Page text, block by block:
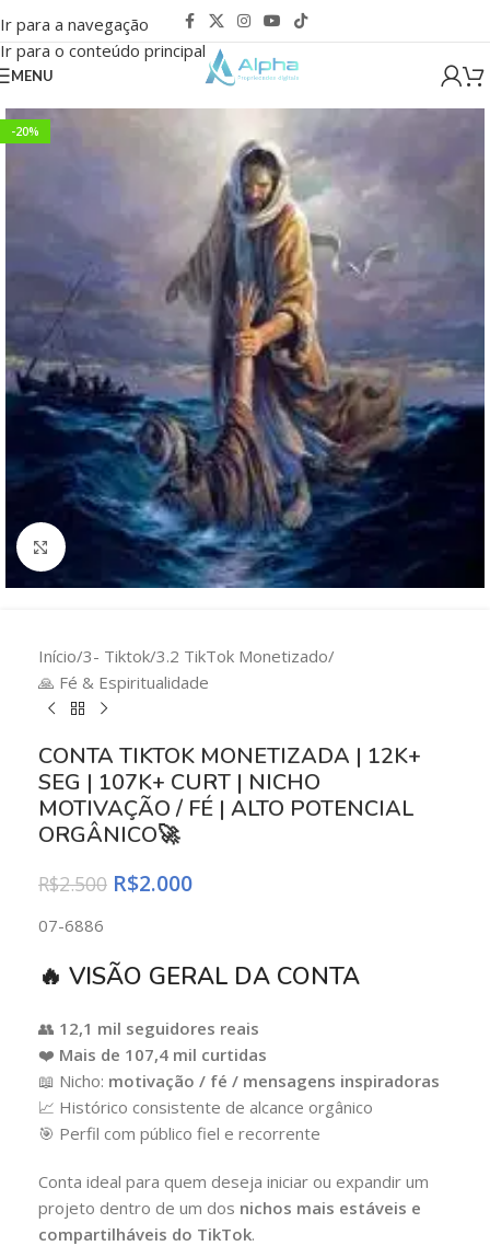
Ir para a navegação
Ir para o conteúdo principal
MENU
-20%
Clique para ampliar
Início/3- Tiktok/3.2 TikTok Monetizado/
🙏 Fé & Espiritualidade
CONTA TIKTOK MONETIZADA | 12K+
SEG | 107K+ CURT | NICHO
MOTIVAÇÃO / FÉ | ALTO POTENCIAL
ORGÂNICO🚀
R$2.500 R$2.000
07-6886
🔥 VISÃO GERAL DA CONTA
👥 12,1 mil seguidores reais
❤️ Mais de 107,4 mil curtidas
📖 Nicho: motivação / fé / mensagens inspiradoras
📈 Histórico consistente de alcance orgânico
🎯 Perfil com público fiel e recorrente
Conta ideal para quem deseja iniciar ou expandir um
projeto dentro de um dos nichos mais estáveis e
compartilháveis do TikTok.